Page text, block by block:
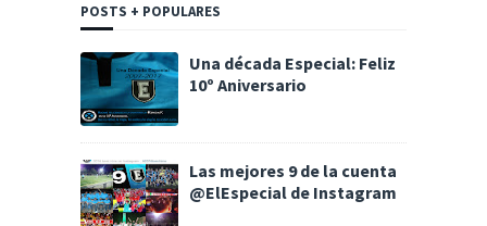
POSTS + POPULARES
Una década Especial: Feliz
10º Aniversario
Las mejores 9 de la cuenta
@ElEspecial de Instagram